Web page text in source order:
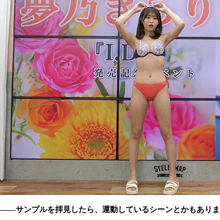
――サンプルを拝見したら、運動しているシーンとかもあり